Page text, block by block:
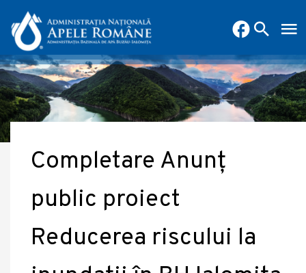
Completare Anunț
public proiect
Reducerea riscului la